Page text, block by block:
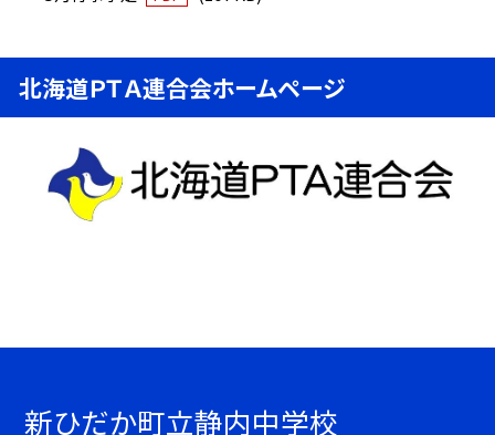
北海道ＰＴＡ連合会ホームページ
新ひだか町立静内中学校